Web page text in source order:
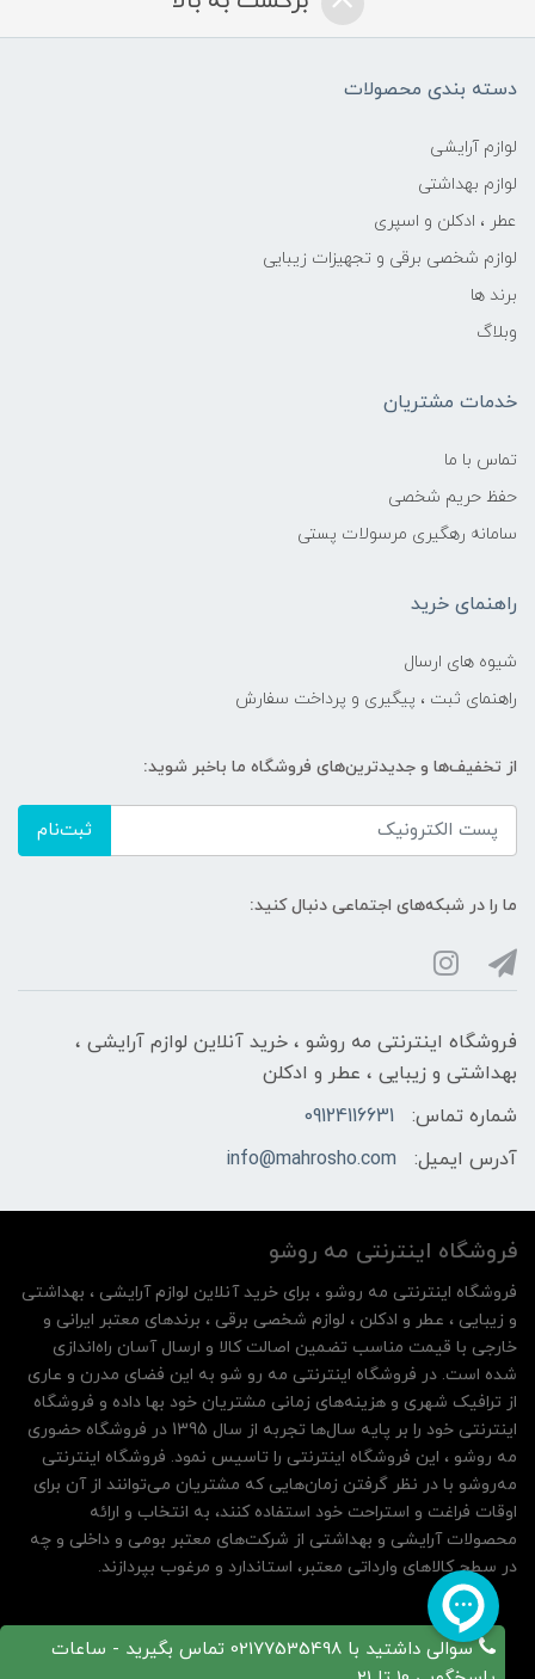
دسته بندی محصولات
لوازم آرایشی
لوازم بهداشتی
عطر ، ادکلن و اسپری
لوازم شخصی برقی و تجهیزات زیبایی
برند ها
وبلاگ
خدمات مشتریان
تماس با ما
حفظ حریم شخصی
سامانه رهگیری مرسولات پستی
راهنمای خرید
شیوه های ارسال
راهنمای ثبت ، پیگیری و پرداخت سفارش
از تخفیف‌ها و جدیدترین‌های فروشگاه ما باخبر شوید:
ثبت‌نام
ما را در شبکه‌های اجتماعی دنبال کنید:
فروشگاه اینترنتی مه‌ رو‌شو ، خرید آنلاین لوازم آرایشی ،
بهداشتی و زیبایی ، عطر و ادکلن
شماره تماس:
09124116631
آدرس ایمیل:
info@mahrosho.com
سوالی داشتید با 02177535498 تماس بگیرید - ساعات
فروشگاه اینترنتی مه‌ رو‌شو
فروشگاه اینترنتی مه‌ رو‌شو ، برای خرید آنلاین لوازم آرایشی ، بهداشتی
و زیبایی ، عطر و ادکلن ، لوازم شخصی برقی ، برندهای معتبر ایرانی و
خارجی با قیمت مناسب تضمین اصالت کالا و ارسال آسان راه‌اندازی
شده است. در فروشگاه اینترنتی مه رو شو به این فضای مدرن و عاری
از ترافیک شهری و هزینه‌های زمانی مشتریان خود بها داده و فروشگاه
اینترنتی خود را بر پایه سال‌ها تجربه از سال 1395 در فروشگاه حضوری
مه روشو ، این فروشگاه اینترنتی را تاسیس نمود. فروشگاه اینترنتی
مه‌رو‌شو با در نظر گرفتن زمان‌هایی که مشتریان می‌توانند از آن‌ برای
اوقات فراغت و استراحت خود استفاده کنند، به انتخاب و ارائه
محصولات آرایشی و بهداشتی از شرکت‌های معتبر بومی و داخلی و چه
در سطح کالاهای وارداتی معتبر، استاندارد و مرغوب بپردازند.